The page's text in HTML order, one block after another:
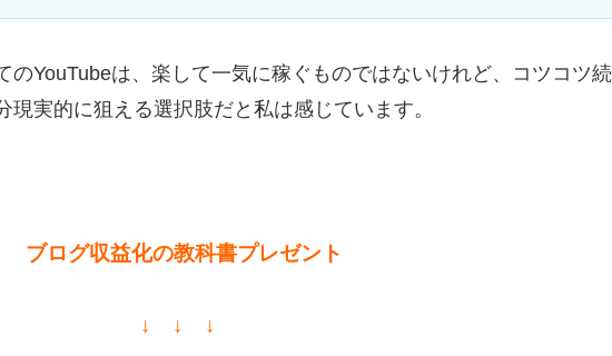
のYouTubeは、楽して一気に稼ぐものではないけれど、コツコツ続
実的に狙える選択肢だと私は感じています。
ブログ収益化の教科書プレゼント
↓ ↓ ↓